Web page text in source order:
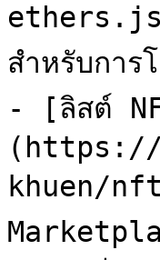
สำหรับการ
- [ลิสต์
(https://
khuen/